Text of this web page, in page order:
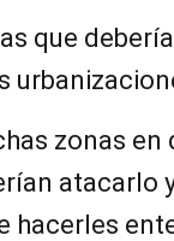
que
zonas en
atacarlo
hacerles